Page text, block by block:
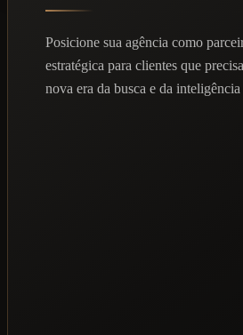
Posicione sua agência como
estratégica para clientes que
nova era da busca e da